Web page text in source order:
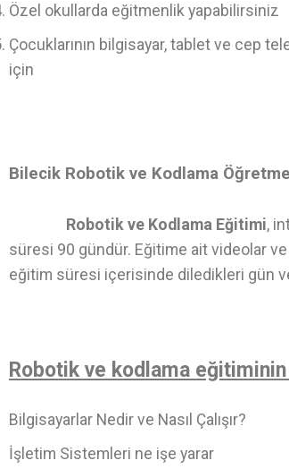
Özel okullarda eğitmenlik yapabilirsiniz
Çocuklarının bilgisayar, tablet ve cep
için
Bilecik Robotik ve Kodlama
Robotik ve Kodlama Eğitimi,
süresi 90 gündür. Eğitime ait videolar
eğitim süresi içerisinde diledikleri gün
Robotik ve kodlama
Bilgisayarlar Nedir ve Nasıl Çalışır?
İşletim Sistemleri ne işe yarar